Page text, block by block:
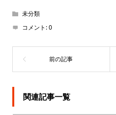
未分類
コメント:0
関連記事一覧